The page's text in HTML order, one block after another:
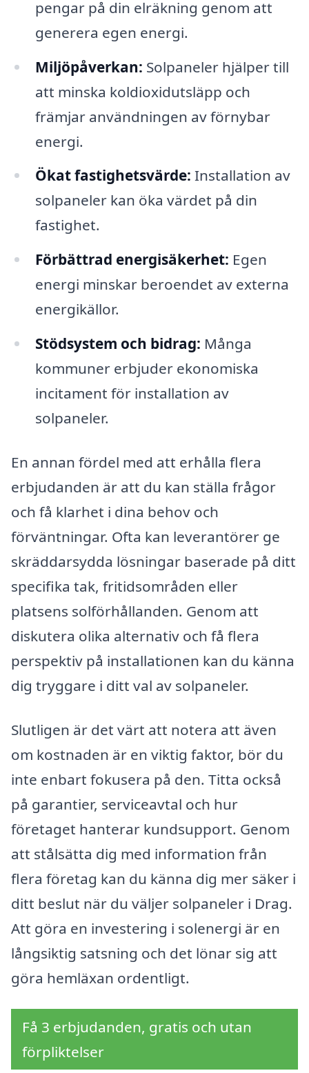
pengar på din elräkning genom att
generera egen energi.
Miljöpåverkan: Solpaneler hjälper till
att minska koldioxidutsläpp och
främjar användningen av förnybar
energi.
Ökat fastighetsvärde: Installation av
solpaneler kan öka värdet på din
fastighet.
Förbättrad energisäkerhet: Egen
energi minskar beroendet av externa
energikällor.
Stödsystem och bidrag: Många
kommuner erbjuder ekonomiska
incitament för installation av
solpaneler.
En annan fördel med att erhålla flera
erbjudanden är att du kan ställa frågor
och få klarhet i dina behov och
förväntningar. Ofta kan leverantörer ge
skräddarsydda lösningar baserade på ditt
specifika tak, fritidsområden eller
platsens solförhållanden. Genom att
diskutera olika alternativ och få flera
perspektiv på installationen kan du känna
dig tryggare i ditt val av solpaneler.
Slutligen är det värt att notera att även
om kostnaden är en viktig faktor, bör du
inte enbart fokusera på den. Titta också
på garantier, serviceavtal och hur
företaget hanterar kundsupport. Genom
att stålsätta dig med information från
flera företag kan du känna dig mer säker i
ditt beslut när du väljer solpaneler i Drag.
Att göra en investering i solenergi är en
långsiktig satsning och det lönar sig att
göra hemläxan ordentligt.
Få 3 erbjudanden, gratis och utan
förpliktelser